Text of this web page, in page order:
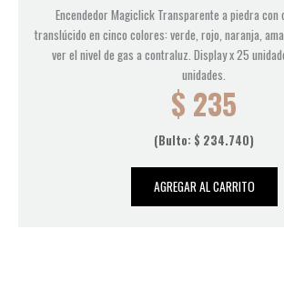
Encendedor Magiclick Transparente a piedra con
translúcido en cinco colores: verde, rojo, naranja,
ver el nivel de gas a contraluz. Display x 25
unidades.
$ 235
(Bulto: $ 234.740)
AGREGAR AL CARRITO